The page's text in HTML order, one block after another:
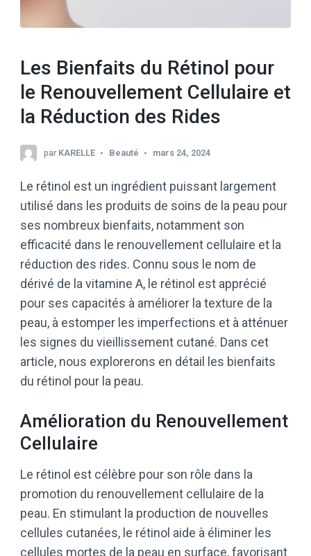
Les Bienfaits du Rétinol pour
le Renouvellement Cellulaire et
la Réduction des Rides
par KARELLE Beauté mars 24, 2024
Le rétinol est un ingrédient puissant largement
utilisé dans les produits de soins de la peau pour
ses nombreux bienfaits, notamment son
efficacité dans le renouvellement cellulaire et la
réduction des rides. Connu sous le nom de
dérivé de la vitamine A, le rétinol est apprécié
pour ses capacités à améliorer la texture de la
peau, à estomper les imperfections et à atténuer
les signes du vieillissement cutané. Dans cet
article, nous explorerons en détail les bienfaits
du rétinol pour la peau.
Amélioration du Renouvellement
Cellulaire
Le rétinol est célèbre pour son rôle dans la
promotion du renouvellement cellulaire de la
peau. En stimulant la production de nouvelles
cellules cutanées, le rétinol aide à éliminer les
cellules mortes de la peau en surface, favorisant